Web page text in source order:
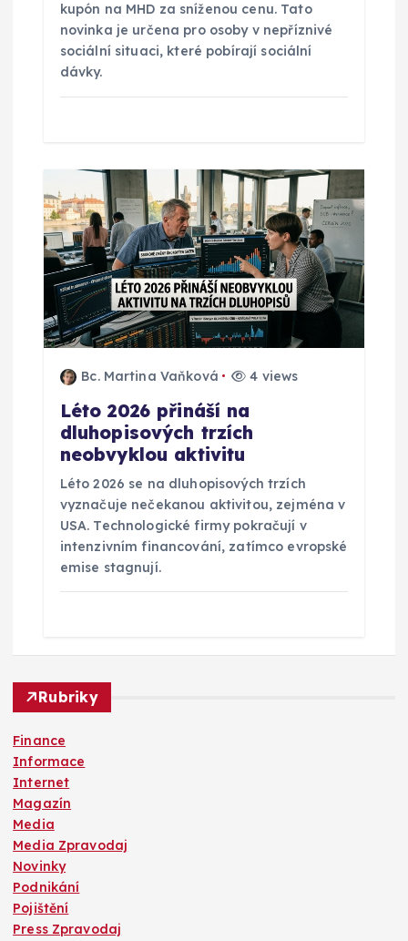
k
kupón na MHD za sníženou cenu. Tato
novinka je určena pro osoby v nepříznivé
sociální situaci, které pobírají sociální
dávky.
Bc. Martina Vaňková 4 views
Léto 2026 přináší na
dluhopisových trzích
neobvyklou aktivitu
Léto 2026 se na dluhopisových trzích
vyznačuje nečekanou aktivitou, zejména v
USA. Technologické firmy pokračují v
intenzivním financování, zatímco evropské
emise stagnují.
Rubriky
Finance
Informace
Internet
Magazín
Media
Media Zpravodaj
Novinky
Podnikání
Pojištění
Press Zpravodaj